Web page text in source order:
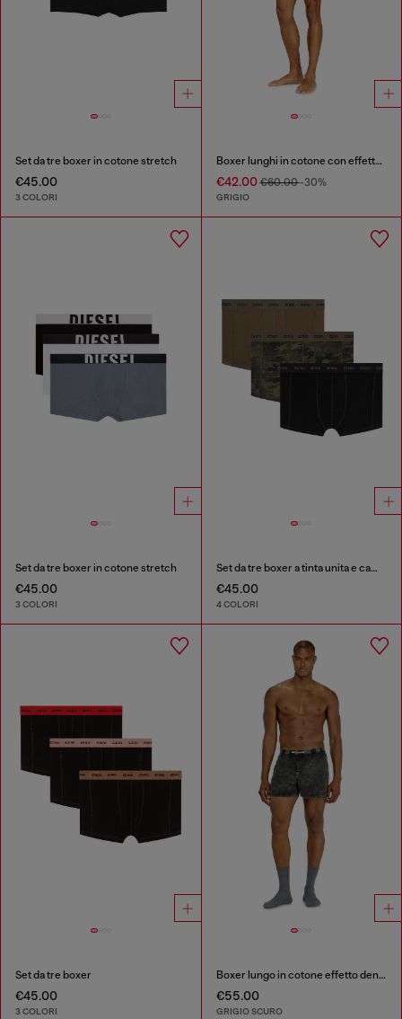
Set da tre boxer in cotone stretch
€45.00
3 COLORI
Boxer lunghi in cotone con effetto denim a righe sottili
€42.00€60.00-30%
GRIGIO
Set da tre boxer in cotone stretch
€45.00
3 COLORI
Set da tre boxer a tinta unita e camouflage
€45.00
4 COLORI
Set da tre boxer
€45.00
3 COLORI
Boxer lungo in cotone effetto denim
€55.00
GRIGIO SCURO